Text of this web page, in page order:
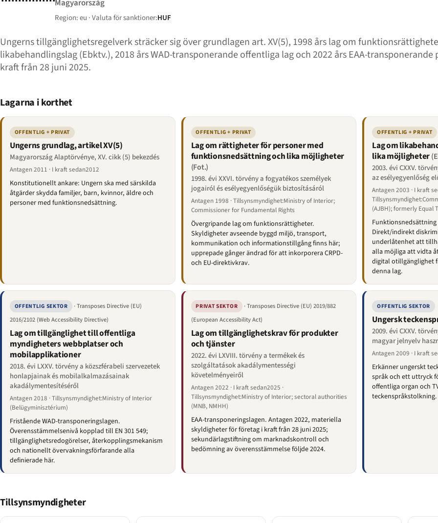
Magyarország
Region: eu · Valuta för sanktioner:HUF
Ungerns tillgänglighetsregelverk sträcker sig över grundlagen art. XV(5), 1998 års lag om
likabehandlingslag (Ebktv.), 2018 års WAD-transponerande offentliga lag och 2022 års EAA-
kraft från 28 juni 2025.
Lagarna i korthet
OFFENTLIG + PRIVAT
Ungerns grundlag, artikel XV(5)
Magyarország Alaptörvénye, XV. cikk (5) bekezdés
Antagen 2011 · I kraft sedan2012
Konstitutionellt ankare: Ungern ska med särskilda
åtgärder skydda familjer, barn, kvinnor, äldre och
personer med funktionsnedsättning.
OFFENTLIG + PRIVAT
Lag om rättigheter för personer med
funktionsnedsättning och lika möjligheter
(Fot.)
1998. évi XXVI. törvény a fogyatékos személyek
jogairól és esélyegyenlőségük biztosításáról
Antagen 1998 · Tillsynsmyndighet:Ministry of Interior;
Commissioner for Fundamental Rights
Övergripande lag om funktionsrättigheter.
Skyldigheter avseende byggd miljö, transport,
kommunikation och informationstillgång finns här;
upprepade gånger ändrad för att inkorporera CRPD-
och EU-direktivkrav.
OFFENTLIG + PRIVAT
Lag om
lika möjligheter
2003. évi CXXV.
az esélyegyenlőség
Antagen 2003 · I kraft
(AJBH); formerly Equal
Funktionsnedsättning
Direkt/indirekt
underlåtenhet att
alla möjliga att vidta
digital otillgänglighet
denna lag.
OFFENTLIG SEKTOR
· Transposes Directive (EU)
2016/2102 (Web Accessibility Directive)
Lag om tillgänglighet till offentliga
myndigheters webbplatser och
mobilapplikationer
2018. évi LXXV. törvény a közszférabeli szervezetek
honlapjainak és mobilalkalmazásainak
akadálymentesítéséről
Antagen 2018 · Tillsynsmyndighet:Ministry of Interior
(Belügyminisztérium)
Fristående WAD-transponeringslagen.
Överensstämmelsenivå kopplad till EN 301 549;
tillgänglighetsredogörelser, återkopplingsmekanism
och nationellt övervakningsförfarande alla
definierade här.
PRIVAT SEKTOR
· Transposes Directive (EU) 2019/882
(European Accessibility Act)
Lag om tillgänglighetskrav för produkter
och tjänster
2022. évi LXVIII. törvény a termékek és
szolgáltatások akadálymentességi
követelményeiről
Antagen 2022 · I kraft sedan2025 ·
Tillsynsmyndighet:Ministry of Interior; sectoral authorities
(MNB, NMHH)
EAA-transponeringslagen. Antagen 2022, materiella
skyldigheter för företag i kraft från 28 juni 2025;
sekundärlagstiftning om marknadskontroll och
bedömning av överensstämmelse följde 2024.
OFFENTLIG SEKTOR
Ungersk
2009. évi CXXV.
magyar jelnyelv
Antagen 2009 · I kraft
Erkänner ungerskt
språk och ett uttryck
offentliga organ och
teckenspråkstolkning.
Tillsynsmyndigheter